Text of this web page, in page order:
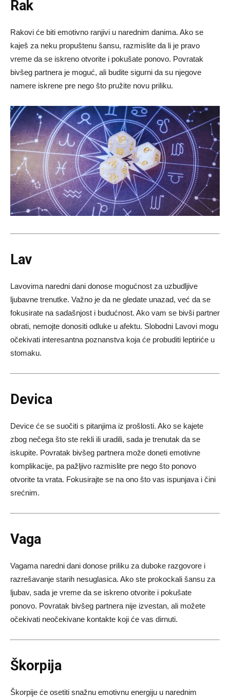
Rak
Rakovi će biti emotivno ranjivi u narednim danima. Ako se
kaješ za neku propuštenu šansu, razmislite da li je pravo
vreme da se iskreno otvorite i pokušate ponovo. Povratak
bivšeg partnera je moguć, ali budite sigurni da su njegove
namere iskrene pre nego što pružite novu priliku.
Lav
Lavovima naredni dani donose mogućnost za uzbudljive
ljubavne trenutke. Važno je da ne gledate unazad, već da se
fokusirate na sadašnjost i budućnost. Ako vam se bivši partner
obrati, nemojte donositi odluke u afektu. Slobodni Lavovi mogu
očekivati interesantna poznanstva koja će probuditi leptiriće u
stomaku.
Devica
Device će se suočiti s pitanjima iz prošlosti. Ako se kajete
zbog nečega što ste rekli ili uradili, sada je trenutak da se
iskupite. Povratak bivšeg partnera može doneti emotivne
komplikacije, pa pažljivo razmislite pre nego što ponovo
otvorite ta vrata. Fokusirajte se na ono što vas ispunjava i čini
srećnim.
Vaga
Vagama naredni dani donose priliku za duboke razgovore i
razrešavanje starih nesuglasica. Ako ste prokockali šansu za
ljubav, sada je vreme da se iskreno otvorite i pokušate
ponovo. Povratak bivšeg partnera nije izvestan, ali možete
očekivati neočekivane kontakte koji će vas dirnuti.
Škorpija
Škorpije će osetiti snažnu emotivnu energiju u narednim